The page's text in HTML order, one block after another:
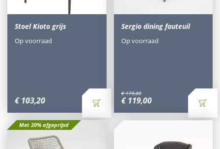
Stoel Kioto grijs
€ 103,20
Op voorraad
Sergio dining fauteuil
€ 179,00
€ 119,00
Op voorraad
Met 20% afgeprijsd